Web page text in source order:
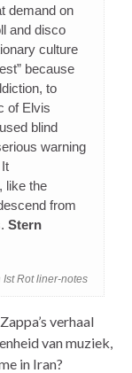
demand on
and disco
culture
because
to
of Elvis
blind
warning
like the
from
Stern
Rot liner-notes
verhaal
van muziek,
in Iran?